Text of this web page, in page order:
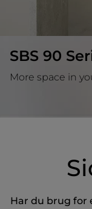
SBS 90
More space in
Har du brug for